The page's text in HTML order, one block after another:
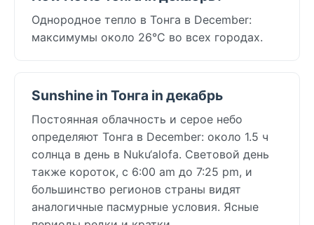
Однородное тепло в Тонга в December:
максимумы около 26°C во всех городах.
Sunshine in Тонга in декабрь
Постоянная облачность и серое небо
определяют Тонга в December: около 1.5 ч
солнца в день в Nuku‘alofa. Световой день
также короток, с 6:00 am до 7:25 pm, и
большинство регионов страны видят
аналогичные пасмурные условия. Ясные